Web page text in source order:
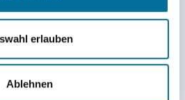
erlauben
Ablehnen
D. und den Fotograf:innen
Vincent